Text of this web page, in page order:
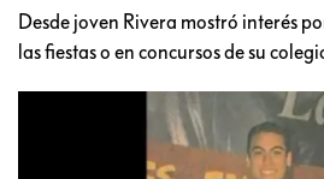
Desde joven Rivera mostró interés
las fiestas o en concursos de su